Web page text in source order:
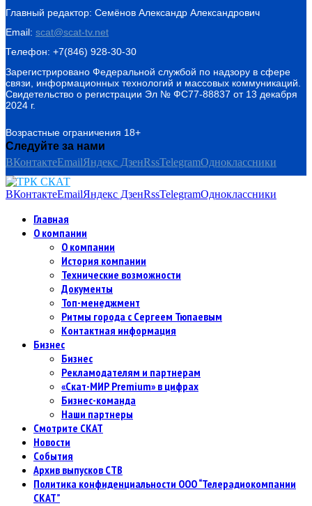
Главный редактор: Семёнов Александр Александрович
Email: scat@scat-tv.net
Телефон: +7(846) 928-30-30
Зарегистрировано Федеральной службой по надзору в сфере
связи, информационных технологий и массовых коммуникаций.
Свидетельство о регистрации Эл № ФС77-88837 от 13 декабря
2024 г.
Возрастные ограничения 18+
Следуйте за нами
ВКонтактеEmailЯндекс ДзенRssTelegramОдноклассники
ВКонтактеEmailЯндекс ДзенRssTelegramОдноклассники
Главная
О компании
О компании
История компании
Технические возможности
Документы
Топ-менеджмент
Ритмы города с Сергеем Тюпаевым
Контактная информация
Бизнес
Бизнес
Рекламодателям и партнерам
«Скат-МИР Premium» в цифрах
Бизнес-команда
Наши партнеры
Смотрите СКАТ
Новости
События
Архив выпусков СТВ
Политика конфиденциальности ООО “Телерадиокомпании
СКАТ”